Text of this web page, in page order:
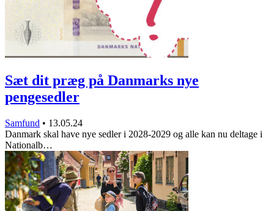
Sæt dit præg på Danmarks nye
pengesedler
Samfund • 13.05.24
Danmark skal have nye sedler i 2028-2029 og alle kan nu deltage i
Nationalb…